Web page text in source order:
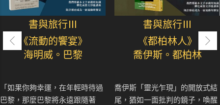
書與旅行Ⅲ
《流動的饗宴》
海明威。巴黎
「如果你夠幸運，在年輕時待過
巴黎，那麼巴黎將永遠跟隨著
書與旅行Ⅲ
《都柏林人》
喬伊斯。都柏林
喬伊斯「靈光乍現」的開放式結
尾，猶如一面批判的鏡子，喚醒